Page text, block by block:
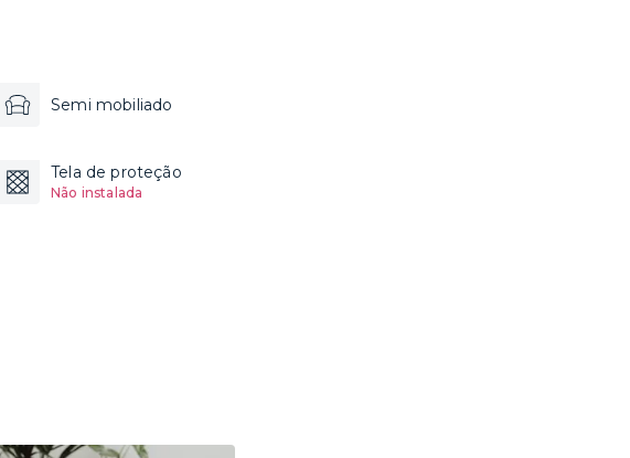
Semi mobiliado
Tela de proteção
Não instalada